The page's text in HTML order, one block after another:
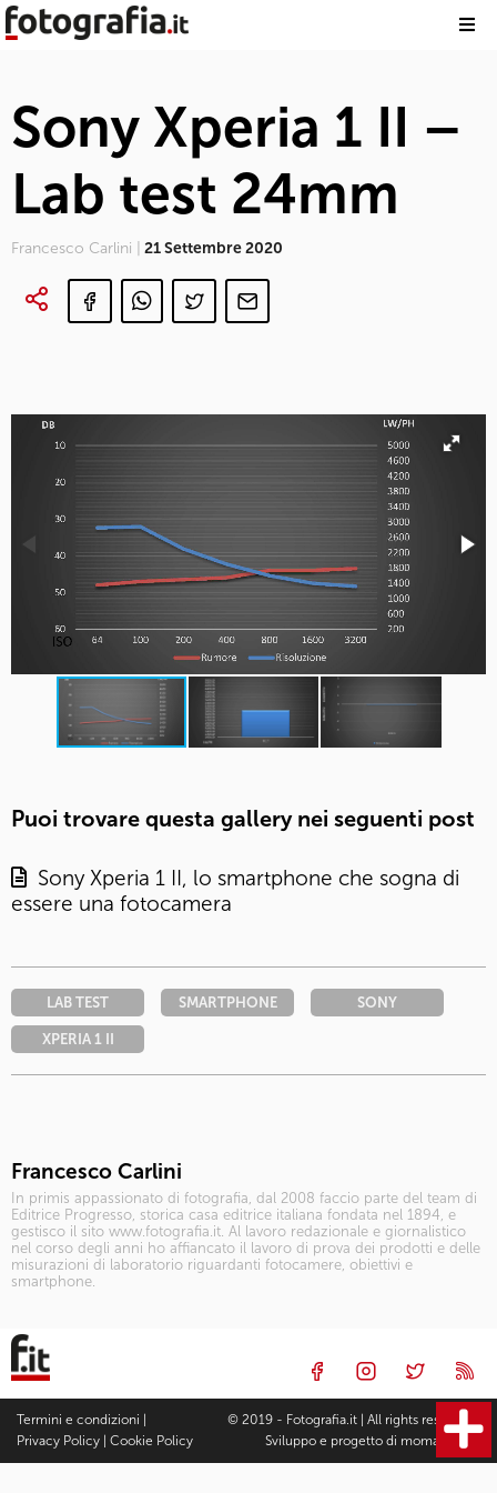
Sony Xperia 1 II –
Lab test 24mm
Francesco Carlini | 21 Settembre 2020
Puoi trovare questa gallery nei seguenti post
Sony Xperia 1 II, lo smartphone che sogna di
essere una fotocamera
LAB TEST SMARTPHONE SONY
XPERIA 1 II
Francesco Carlini
In primis appassionato di fotografia, dal 2008 faccio parte del team di
Editrice Progresso, storica casa editrice italiana fondata nel 1894, e
gestisco il sito www.fotografia.it. Al lavoro redazionale e giornalistico
nel corso degli anni ho affiancato il lavoro di prova dei prodotti e delle
misurazioni di laboratorio riguardanti fotocamere, obiettivi e
smartphone.
Termini e condizioni
Privacy Policy
Cookie Policy
© 2019 - Fotografia.it | All rights reserved |
Sviluppo e progetto di moma Studio